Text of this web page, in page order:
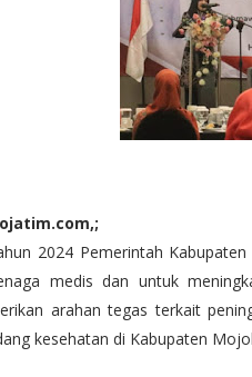
2024 Pemerintah
medis dan untuk
arahan tegas terkait
kesehatan di Kabupaten